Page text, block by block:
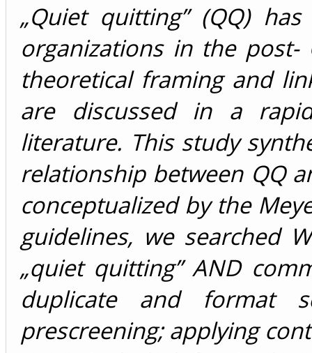
„Quiet quitting” (QQ)
organizations in the post-
theoretical framing and
are discussed in a
literature. This study
relationship between QQ
conceptualized by the
guidelines, we searched
„quiet quitting” AND
duplicate and format
prescreening; applying